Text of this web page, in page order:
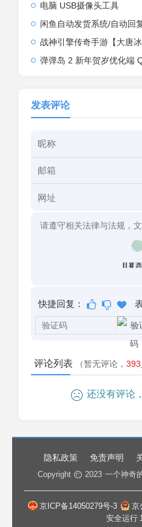
电脑 USB摄像头工具
闲鱼自动发货系统/自动回
战神引擎传奇手游【大唐冰雪完整版裤衩7.0免授权】2026整理特
弹弹岛 2 新年贺岁优化端 Q 萌弹射手游 一键单机端
发表评论
快捷回复：
评论列表 （暂无评论， 393
还没有评论
隐私政策 免责声明
Copyright 2023 一个神奇
京ICP备14050279号-3 京
安全运行